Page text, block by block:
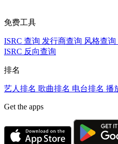
免费工具
ISRC 查询 发行商查询 风格查询
ISRC 反向查询
排名
艺人排名 歌曲排名 电台排名 播
Get the apps